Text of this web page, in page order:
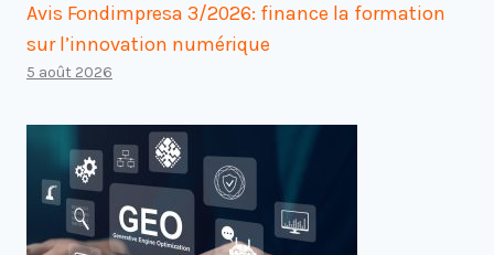
Avis Fondimpresa 3/2026: finance la formation
sur l’innovation numérique
5 août 2026